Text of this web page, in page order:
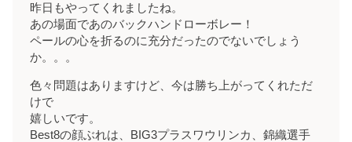
昨日もやってくれましたね。
あの場面であのバックハンドローボレー！
ペールの心を折るのに充分だったのでないでしょう
か。。。
色々問題はありますけど、今は勝ち上がってくれただ
けで
嬉しいです。
Best8の顔ぶれは、BIG3プラスワウリンカ、錦織選手